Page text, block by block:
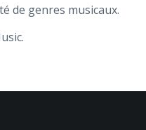
de genres musicaux.